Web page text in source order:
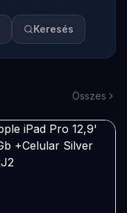
Keresés
Összes